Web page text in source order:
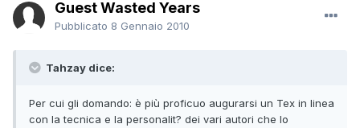
Guest Wasted Years
Pubblicato 8 Gennaio 2010
Tahzay dice:
Per cui gli domando: è più proficuo augurarsi un Tex in linea
con la tecnica e la personalit? dei vari autori che lo